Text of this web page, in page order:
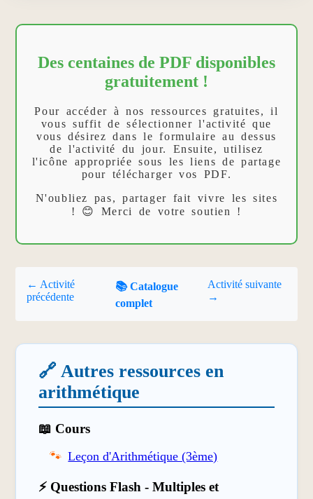
Des centaines de PDF disponibles
gratuitement !
Pour accéder à nos ressources gratuites, il
vous suffit de sélectionner l'activité que
vous désirez dans le formulaire au dessus
de l'activité du jour. Ensuite, utilisez
l'icône appropriée sous les liens de partage
pour télécharger vos PDF.
N'oubliez pas, partager fait vivre les sites
! 😊 Merci de votre soutien !
← Activité
précédente
📚 Catalogue
complet
Activité suivante
→
🔗 Autres ressources en
arithmétique
📖 Cours
Leçon d'Arithmétique (3ème)
⚡ Questions Flash - Multiples et